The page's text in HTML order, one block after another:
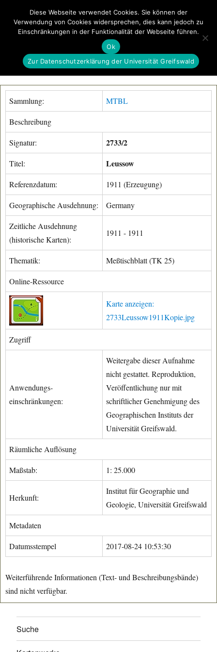
GeoGREIF MENÜ
Sammlung: MTBL
Beschreibung
Signatur: 2733/2
Titel: Leussow
Referenzdatum: 1911 (Erzeugung)
Geographische Ausdehnung: Germany
Zeitliche Ausdehnung
(historische Karten):
1911 - 1911
Thematik: Meßtischblatt (TK 25)
Online-Ressource
Karte anzeigen:
2733Leussow1911Kopie.jpg
Zugriff
Anwendungs-
einschränkungen:
Weitergabe dieser Aufnahme
nicht gestattet. Reproduktion,
Veröffentlichung nur mit
schriftlicher Genehmigung des
Geographischen Instituts der
Universität Greifswald.
Räumliche Auflösung
Maßstab: 1: 25.000
Herkunft:
Institut für Geographie und
Geologie, Universität Greifswald
Metadaten
Datumsstempel 2017-08-24 10:53:30
Weiterführende Informationen (Text- und Beschreibungsbände)
sind nicht verfügbar.
Suche
Diese Webseite verwendet Cookies. Sie können der
Verwendung von Cookies widersprechen, dies kann jedoch zu
Einschränkungen in der Funktionalität der Webseite führen.
Ok
Zur Datenschutzerklärung der Universität Greifswald